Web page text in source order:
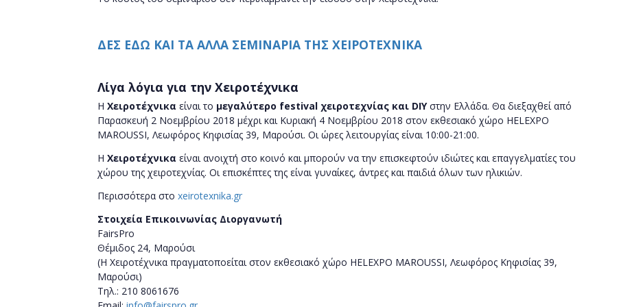
ΔΕΣ ΕΔΩ ΚΑΙ ΤΑ ΑΛΛΑ ΣΕΜΙΝΑΡΙΑ ΤΗΣ ΧΕΙΡΟΤΕΧΝΙΚΑ
Λίγα λόγια για την Χειροτέχνικα
Η Χειροτέχνικα είναι το μεγαλύτερο festival χειροτεχνίας και DIY στην Ελλάδα. Θα διεξαχθεί από
Παρασκευή 2 Νοεμβρίου 2018 μέχρι και Κυριακή 4 Νοεμβρίου 2018 στον εκθεσιακό χώρο HELEXPO
MAROUSSI, Λεωφόρος Κηφισίας 39, Μαρούσι. Οι ώρες λειτουργίας είναι 10:00-21:00.
Η Χειροτέχνικα είναι ανοιχτή στο κοινό και μπορούν να την επισκεφτούν ιδιώτες και επαγγελματίες του
χώρου της χειροτεχνίας. Οι επισκέπτες της είναι γυναίκες, άντρες και παιδιά όλων των ηλικιών.
Περισσότερα στο xeirotexnika.gr
Στοιχεία Επικοινωνίας Διοργανωτή
Fair­sPro
Θέμιδος 24, Μαρούσι
(Η Χειροτέχνικα πραγματοποείται στον εκθεσιακό χώρο HELEXPO MAROUSSI, Λεωφόρος Κηφισίας 39,
Μαρούσι)
Tηλ.: 210 8061676